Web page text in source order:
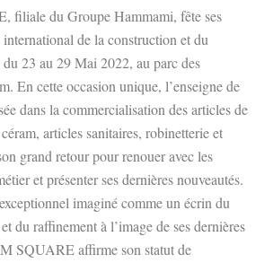
filiale du Groupe Hammami, fête ses
international de la construction et du
23 au 29 Mai 2022, au parc des
En cette occasion unique, l’enseigne de
dans la commercialisation des articles de
articles sanitaires, robinetterie et
grand retour pour renouer avec les
et présenter ses dernières nouveautés.
imaginé comme un écrin du
du raffinement à l’image de ses dernières
SQUARE affirme son statut de